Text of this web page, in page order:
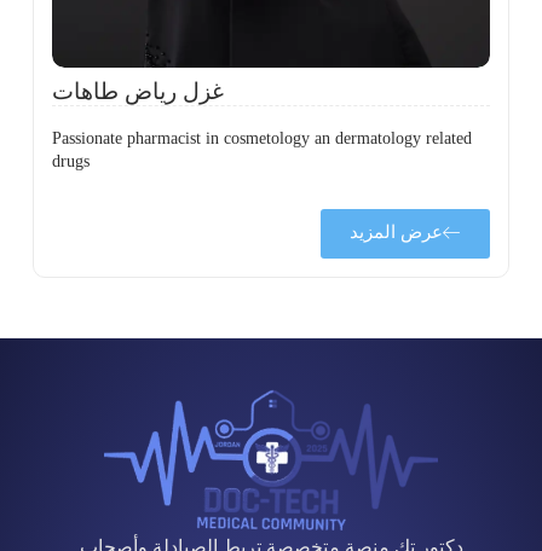
غزل رياض طاهات
Passionate pharmacist in cosmetology an dermatology related
drugs
عرض المزيد